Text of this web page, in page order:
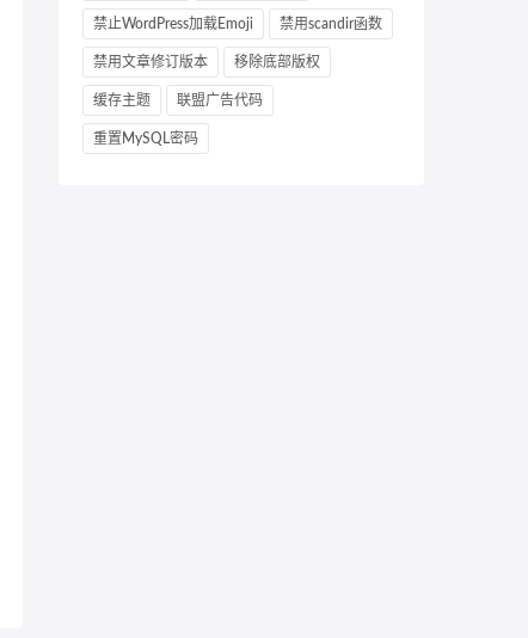
禁止WordPress加载Emoji 禁用scandir函数
禁用文章修订版本 移除底部版权
缓存主题 联盟广告代码
重置MySQL密码